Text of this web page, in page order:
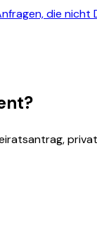
die nicht